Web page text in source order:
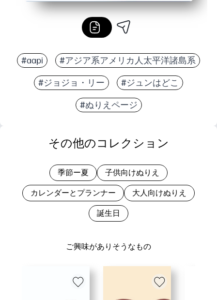
#aapi #アジア系アメリカ人太平洋諸島系
#ジョジョ・リー #ジュンはどこ
#ぬりえページ
ご興味がありそうなもの
その他のコレクション
季節ー夏 子供向けぬりえ
カレンダーとプランナー 大人向けぬりえ
誕生日